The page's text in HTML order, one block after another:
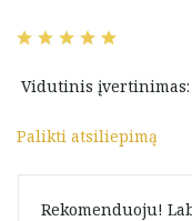
Vidutinis įvertinimas:
Palikti atsiliepimą
Rekomenduoju!